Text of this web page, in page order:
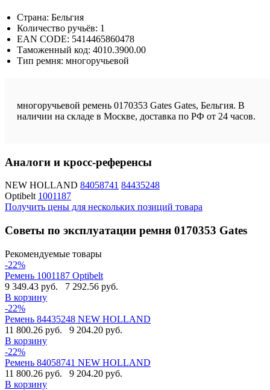
Страна: Бельгия
Количество ручьёв: 1
EAN CODE: 5414465860478
Таможенный код: 4010.3900.00
Тип ремня: многоручьевой
многоручьевой ремень 0170353 Gates Gates, Бельгия. В
наличии на складе в Москве, доставка по РФ от 24 часов.
Аналоги и кросс-референсы
NEW HOLLAND 84058741 84435248
Optibelt 1001187
Получить цены для нескольких позиций товара
Советы по эксплуатации ремня 0170353 Gates
Рекомендуемые товары
-22%
Ремень 1001187 Optibelt
9 349.43 руб.
7 292.56 руб.
В корзину
-22%
Ремень 84435248 NEW HOLLAND
11 800.26 руб.
9 204.20 руб.
В корзину
-22%
Ремень 84058741 NEW HOLLAND
11 800.26 руб.
9 204.20 руб.
В корзину